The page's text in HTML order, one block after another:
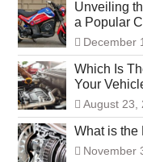
Unveiling
a Popular
December
Which Is
Your
August 23,
What is the
November